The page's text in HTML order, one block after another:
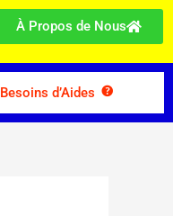
À Propos de Nous
Besoins d’Aides